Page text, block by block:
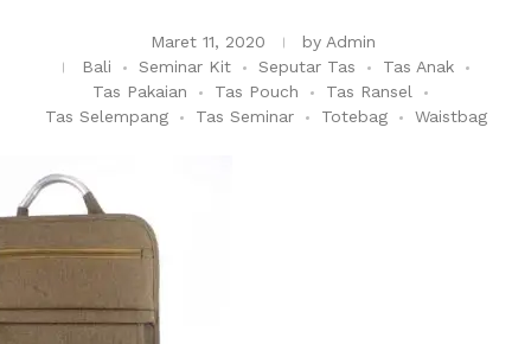
Maret 11, 2020 by Admin
Bali
Seminar Kit Seputar Tas
Tas Anak
Tas Pakaian
Tas Pouch
Tas Ransel
Tas Selempang
Tas Seminar Totebag Waistbag